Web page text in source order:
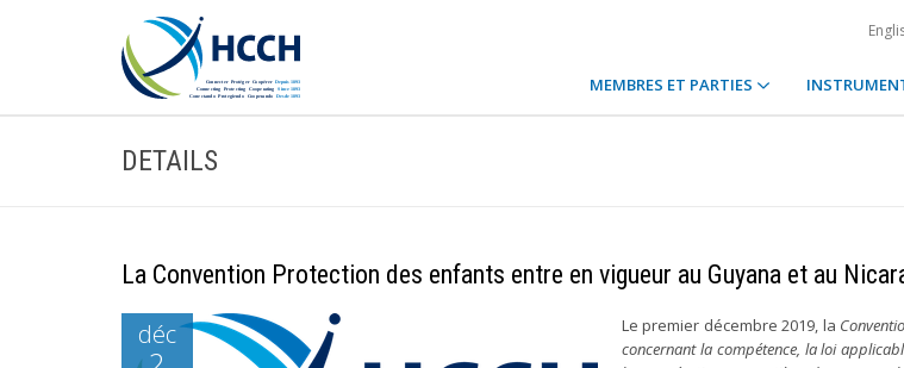
MEMBRES ET PARTIES
DETAILS
La Convention Protection des enfants entre en vigueur au Guyana et au
déc Le premier décembre 2019, la
concernant la compétence, la loi